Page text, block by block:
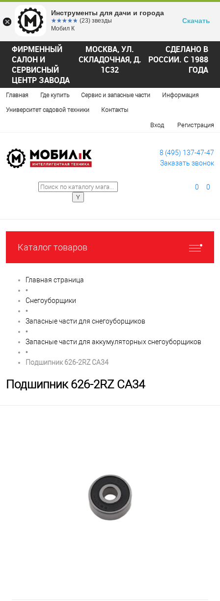
ФИРМЕННЫЙ
САЛОН И
СЕРВИСНЫЙ
ЦЕНТР ЗАВОДА
МОСКВА, УЛ.
СКЛАДОЧНАЯ, Д.
1С32
СДЕЛАНО В
РОССИИ. С 1988
ГОДА
Главная Где купить Сервис и запасные части Информация
Университет садовой техники Контакты
Вход Регистрация
8 (495) 137-47-47
Заказать звонок
0 0
Каталог товаров
Главная страница
•
Снегоуборщики
•
Запасные части для снегоуборщиков
•
Запасные части для аккумуляторных снегоуборщиков
•
Подшипник 626-2RZ CA34
Подшипник 626-2RZ CA34
Инструменты для дачи и города
☆☆☆☆☆
★★★★★ (23) звезды
Мобил К
Скачать